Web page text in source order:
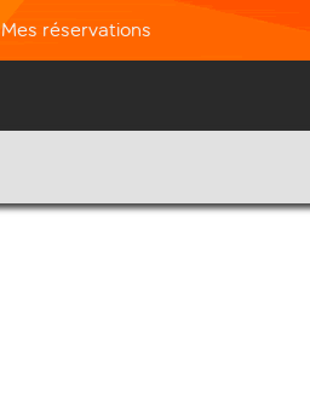
Mes réservations